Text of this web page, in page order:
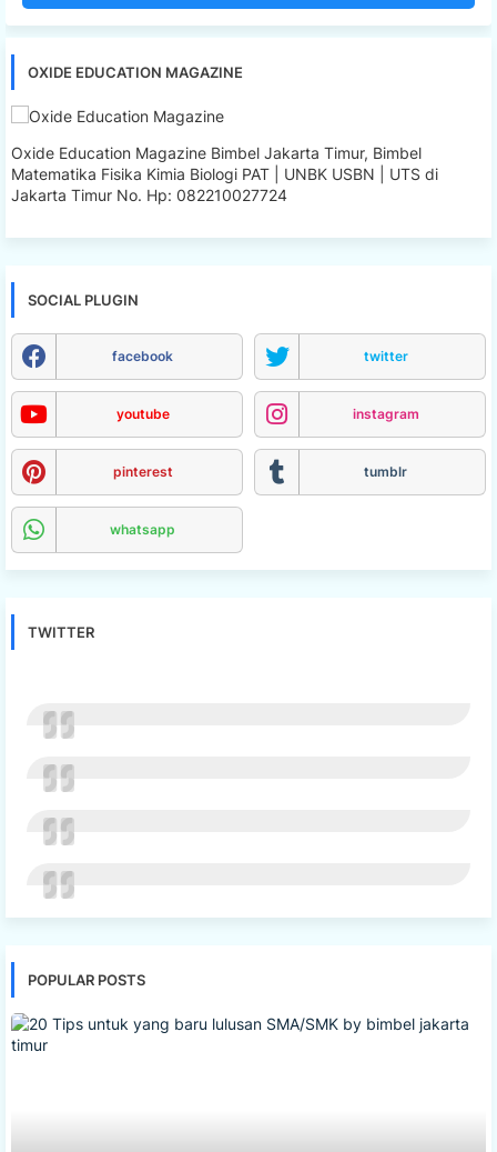
OXIDE EDUCATION MAGAZINE
Oxide Education Magazine Bimbel Jakarta Timur, Bimbel
Matematika Fisika Kimia Biologi PAT | UNBK USBN | UTS di
Jakarta Timur No. Hp: 082210027724
SOCIAL PLUGIN
facebook twitter
youtube instagram
pinterest tumblr
whatsapp
TWITTER
POPULAR POSTS